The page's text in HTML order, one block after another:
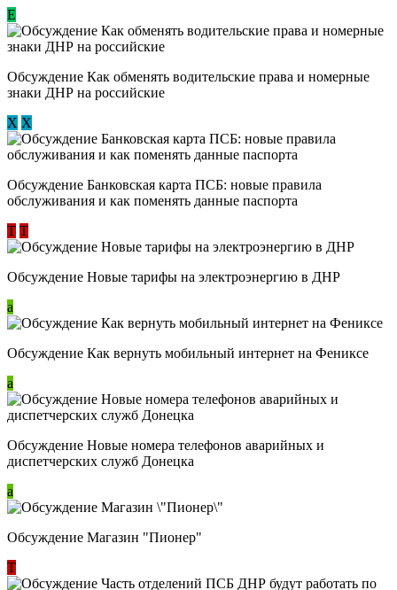
E
Обсуждение ​Как обменять водительские права и номерные
знаки ДНР на российские
Х Х
Обсуждение ​Банковская карта ПСБ: новые правила
обслуживания и как поменять данные паспорта
Т Т
Обсуждение Новые тарифы на электроэнергию в ДНР
a
Обсуждение Как вернуть мобильный интернет на Фениксе
a
Обсуждение Новые номера телефонов аварийных и
диспетчерских служб Донецка
a
Обсуждение Магазин "Пионер"
Т